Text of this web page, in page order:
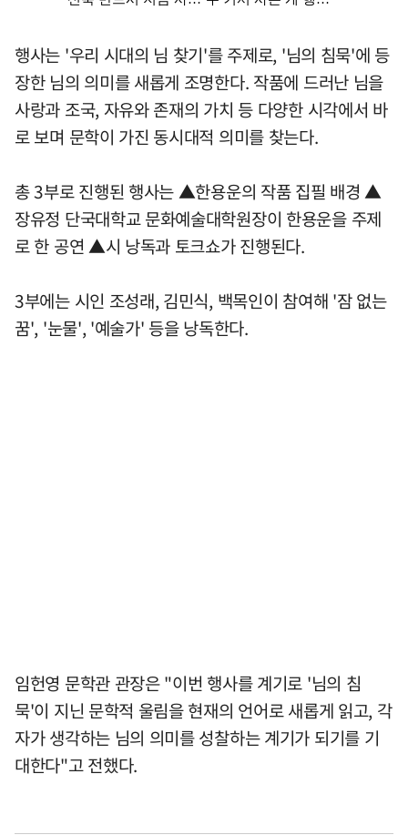
행사는 '우리 시대의 님 찾기'를 주제로, '님의 침묵'에 등
장한 님의 의미를 새롭게 조명한다. 작품에 드러난 님을
사랑과 조국, 자유와 존재의 가치 등 다양한 시각에서 바
로 보며 문학이 가진 동시대적 의미를 찾는다.
총 3부로 진행된 행사는 ▲한용운의 작품 집필 배경 ▲
장유정 단국대학교 문화예술대학원장이 한용운을 주제
로 한 공연 ▲시 낭독과 토크쇼가 진행된다.
3부에는 시인 조성래, 김민식, 백목인이 참여해 '잠 없는
꿈', '눈물', '예술가' 등을 낭독한다.
임헌영 문학관 관장은 "이번 행사를 계기로 '님의 침
묵'이 지닌 문학적 울림을 현재의 언어로 새롭게 읽고, 각
자가 생각하는 님의 의미를 성찰하는 계기가 되기를 기
대한다"고 전했다.